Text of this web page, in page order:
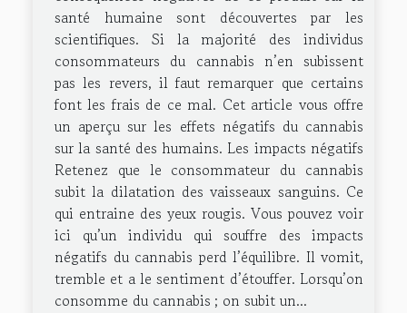
santé humaine sont découvertes par les
scientifiques. Si la majorité des individus
consommateurs du cannabis n’en subissent
pas les revers, il faut remarquer que certains
font les frais de ce mal. Cet article vous offre
un aperçu sur les effets négatifs du cannabis
sur la santé des humains. Les impacts négatifs
Retenez que le consommateur du cannabis
subit la dilatation des vaisseaux sanguins. Ce
qui entraine des yeux rougis. Vous pouvez voir
ici qu’un individu qui souffre des impacts
négatifs du cannabis perd l’équilibre. Il vomit,
tremble et a le sentiment d’étouffer. Lorsqu’on
consomme du cannabis ; on subit un...